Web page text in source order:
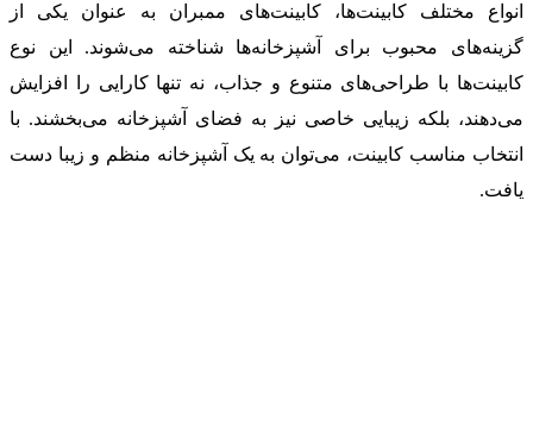
انواع مختلف کابینت‌ها، کابینت‌های ممبران به عنوان یکی از
گزینه‌های محبوب برای آشپزخانه‌ها شناخته می‌شوند. این نوع
کابینت‌ها با طراحی‌های متنوع و جذاب، نه تنها کارایی را افزایش
می‌دهند، بلکه زیبایی خاصی نیز به فضای آشپزخانه می‌بخشند. با
انتخاب مناسب کابینت، می‌توان به یک آشپزخانه منظم و زیبا دست
یافت.